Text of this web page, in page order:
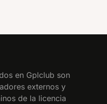
en Gplclub son
externos y
de la licencia